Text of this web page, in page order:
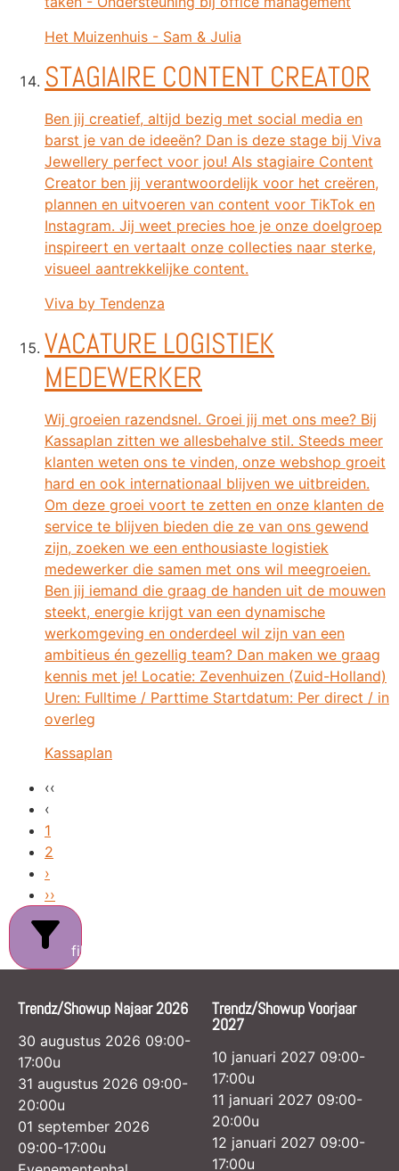
Het Muizenhuis - Sam & Julia
STAGIAIRE CONTENT CREATOR
Ben jij creatief, altijd bezig met social media en
barst je van de ideeën? Dan is deze stage bij Viva
Jewellery perfect voor jou! Als stagiaire Content
Creator ben jij verantwoordelijk voor het creëren,
plannen en uitvoeren van content voor TikTok en
Instagram. Jij weet precies hoe je onze doelgroep
inspireert en vertaalt onze collecties naar sterke,
visueel aantrekkelijke content.
Viva by Tendenza
VACATURE LOGISTIEK
MEDEWERKER
Wij groeien razendsnel. Groei jij met ons mee? Bij
Kassaplan zitten we allesbehalve stil. Steeds meer
klanten weten ons te vinden, onze webshop groeit
hard en ook internationaal blijven we uitbreiden.
Om deze groei voort te zetten en onze klanten de
service te blijven bieden die ze van ons gewend
zijn, zoeken we een enthousiaste logistiek
medewerker die samen met ons wil meegroeien.
Ben jij iemand die graag de handen uit de mouwen
steekt, energie krijgt van een dynamische
werkomgeving en onderdeel wil zijn van een
ambitieus én gezellig team? Dan maken we graag
kennis met je! Locatie: Zevenhuizen (Zuid-Holland)
Uren: Fulltime / Parttime Startdatum: Per direct / in
overleg
Kassaplan
‹‹
‹
1
2
›
››
filters
Trendz/Showup Najaar 2026
30 augustus 2026 09:00-
17:00u
31 augustus 2026 09:00-
20:00u
01 september 2026
09:00-17:00u
Trendz/Showup Voorjaar
2027
10 januari 2027 09:00-
17:00u
11 januari 2027 09:00-
20:00u
12 januari 2027 09:00-
17:00u